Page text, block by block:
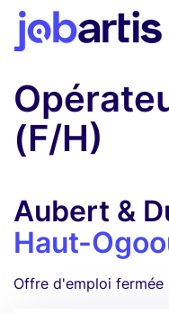
(F/H)
Aubert &
Haut-
Offre d'emploi fermée